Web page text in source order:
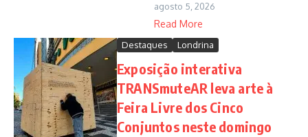
agosto 5, 2026
Read More
Destaques Londrina
Exposição interativa
TRANSmuteAR leva arte à
Feira Livre dos Cinco
Conjuntos neste domingo